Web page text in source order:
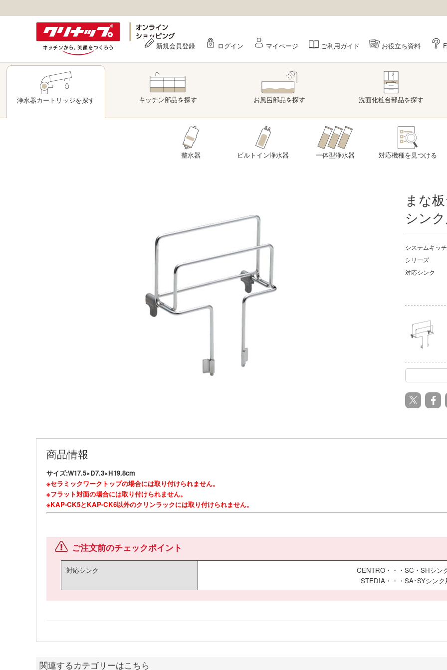
新規会員登録 ログイン マイページ ご利用ガイド お役立ち資料
浄水器カートリッジを探す キッチン部品を探す お風呂部品を探す 洗面化粧台部品を探す
整水器 ビルトイン浄水器 一体型浄水器 対応機種を見つける
まな
シン
システムキッ
シリーズ
対応シンク
商品情報
サイズ:W17.5×D7.3×H19.8cm
※セラミックワークトップの場合には取り付けられません。
※フラット対面の場合には取り付けられません。
※KAP-CK5とKAP-CK6以外のクリンラックには取り付けられません。
ご注文前のチェックポイント
対応シンク
CENTRO・・・SC・SHシン
STEDIA・・・SA･SYシンク
関連するカテゴリーはこちら